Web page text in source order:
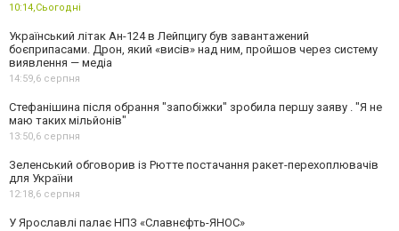
10:14,Сьогодні
Український літак Ан-124 в Лейпцигу був завантажений
боєприпасами. Дрон, який «висів» над ним, пройшов через систему
виявлення — медіа
14:59,6 серпня
Стефанішина після обрання "запобіжки" зробила першу заяву . "Я не
маю таких мільйонів"
13:50,6 серпня
Зеленський обговорив із Рютте постачання ракет-перехоплювачів
для України
12:18,6 серпня
У Ярославлі палає НПЗ «Славнєфть-ЯНОС»